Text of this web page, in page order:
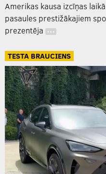
Amerikas kausa izcīņas
pasaules prestižākajiem
prezentēja …
TESTA BRAUCIENS